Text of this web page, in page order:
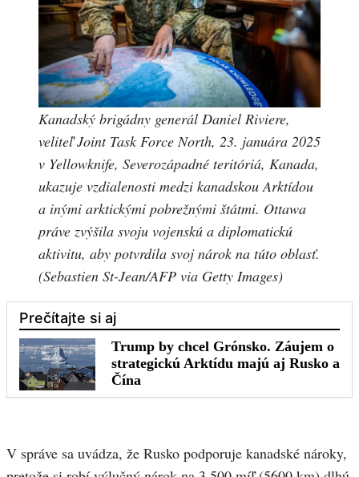
Kanadský brigádny generál Daniel Riviere,
veliteľ Joint Task Force North, 23. januára 2025
v Yellowknife, Severozápadné teritóriá, Kanada,
ukazuje vzdialenosti medzi kanadskou Arktídou
a inými arktickými pobrežnými štátmi. Ottawa
práve zvýšila svoju vojenskú a diplomatickú
aktivitu, aby potvrdila svoj nárok na túto oblasť.
(Sebastien St-Jean/AFP via Getty Images)
V správe sa uvádza, že Rusko podporuje kanadské nároky,